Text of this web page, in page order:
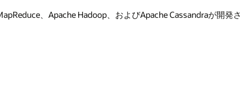
、Apache Hadoop、およびApache Cassandraが開発